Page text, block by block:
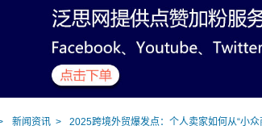
新闻资讯 2025跨境外贸爆发点：个人卖家如何从“小